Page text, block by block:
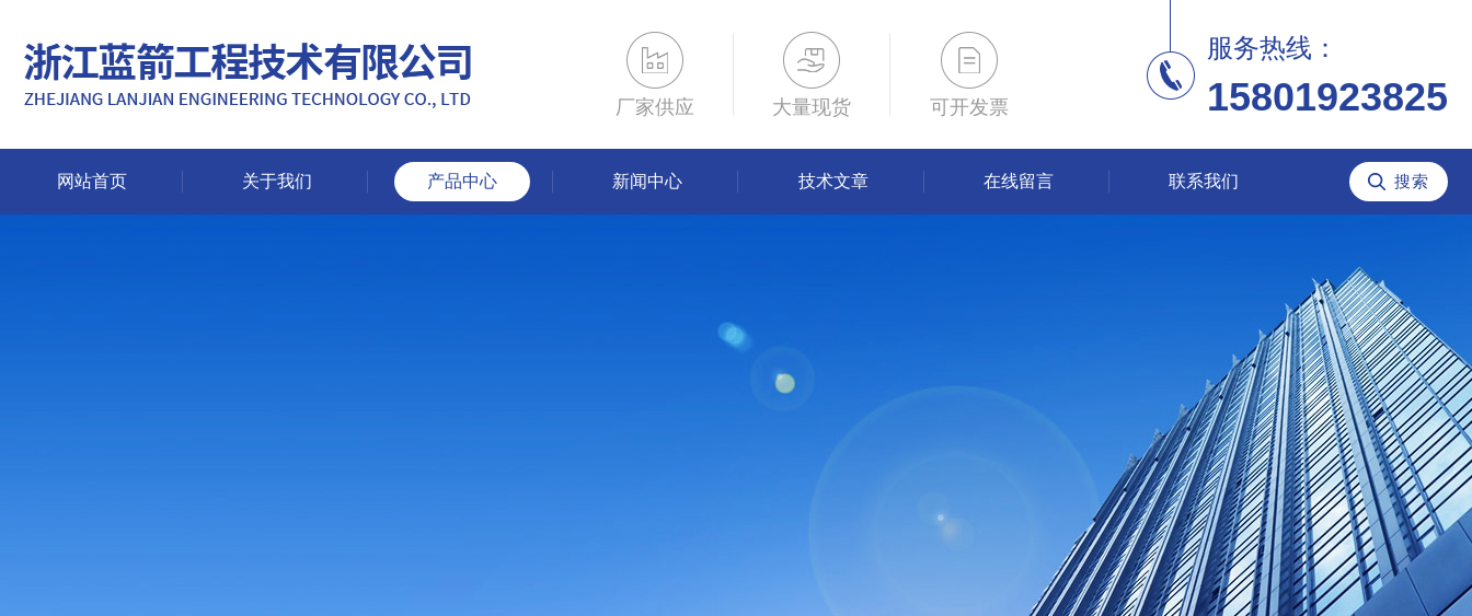
厂家供应 大量现货 可开发票
服务热线：
15801923825
网站首页 关于我们 产品中心 新闻中心 技术文章 在线留言 联系我们